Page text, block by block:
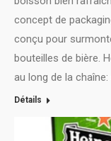
concept de
conçu pour
bouteilles de bière.
au long de la chaîne:
Détails